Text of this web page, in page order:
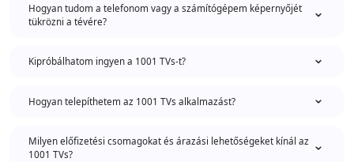
Hogyan tudom a telefonom vagy a számítógépem képernyőjét
tükrözni a tévére?
Kipróbálhatom ingyen a 1001 TVs-t?
Hogyan telepíthetem az 1001 TVs alkalmazást?
Milyen előfizetési csomagokat és árazási lehetőségeket kínál az
1001 TVs?